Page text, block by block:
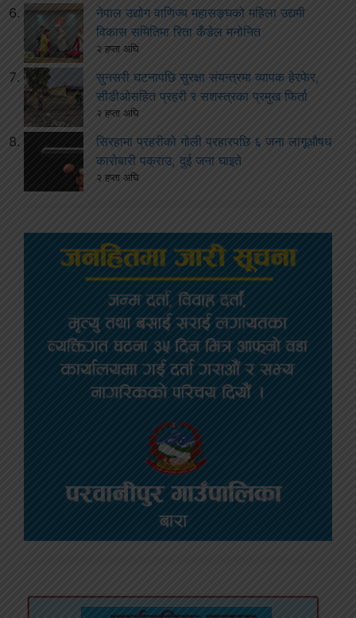
नेपाल उद्योग वाणिज्य महासङ्घको महिला उद्यमी
विकास समितिमा रिता कँडेल मनोनित
२ हप्ता अघि
सुनसरी घटनापछि सुरक्षा संयन्त्रमा व्यापक हेरफेर,
सीडीओसहित प्रहरी र सशस्त्रका प्रमुख फिर्ता
२ हप्ता अघि
सिरहामा प्रहरीको गोली प्रहारपछि ६ जना लागूऔषध
कारोबारी पक्राउ, दुई जना घाइते
२ हप्ता अघि